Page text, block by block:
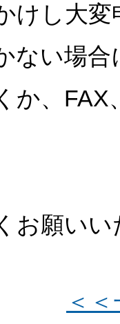
けし大
ない場
か、
お願い
＜